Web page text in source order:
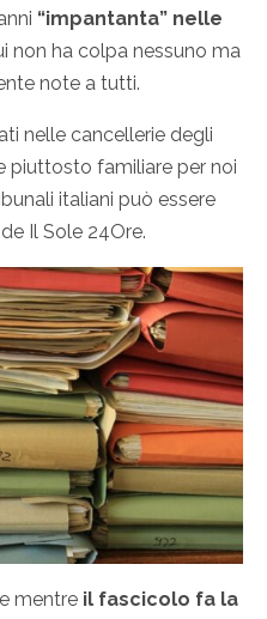
“impantanta” nelle
non ha colpa nessuno ma
note a tutti.
nelle cancellerie degli
piuttosto familiare per noi
italiani può essere
de Il Sole 24Ore.
mentre il fascicolo fa la